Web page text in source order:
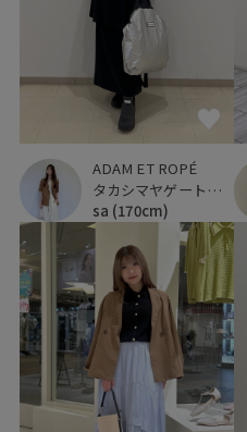
ADAM ET ROPÉ
タカシマヤゲートタワーモール
sa (170cm)